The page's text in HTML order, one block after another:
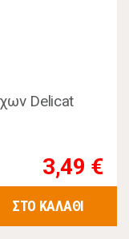
Delicat
3,49 €
ΣΤΟ ΚΑΛΑΘΙ